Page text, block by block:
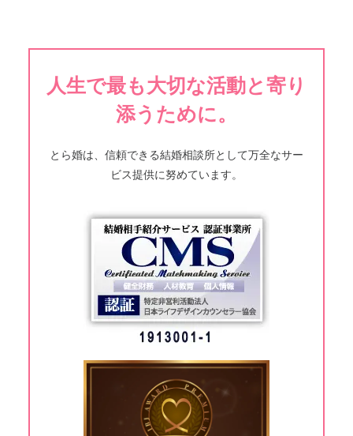
人生で最も大切な活動と寄り
添うために。
とら婚は、信頼できる結婚相談所として万全なサー
ビス提供に努めています。